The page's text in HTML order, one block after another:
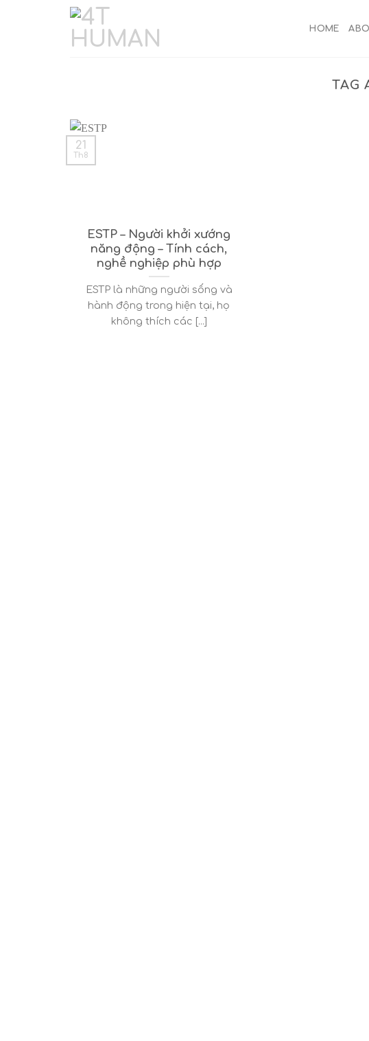
HOME
TAG
ESTP – Người khởi xướng
năng động – Tính cách,
nghề nghiệp phù hợp
ESTP là những người sống và
hành động trong hiện tại, họ
không thích các [...]
21
Th8